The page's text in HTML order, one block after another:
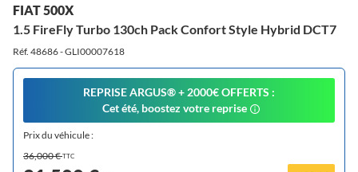
FIAT 500X
1.5 FireFly Turbo 130ch Pack Confort Style Hybrid DCT7
Réf. 48686 - GLI00007618
REPRISE ARGUS®️ + 2000€ OFFERTS :
Cet été, boostez votre reprise
Prix du véhicule :
36,000 €TTC